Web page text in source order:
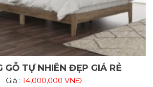
GỖ TỰ NHIÊN ĐẸP GIÁ RẺ
Giá : 14,000,000 VNĐ